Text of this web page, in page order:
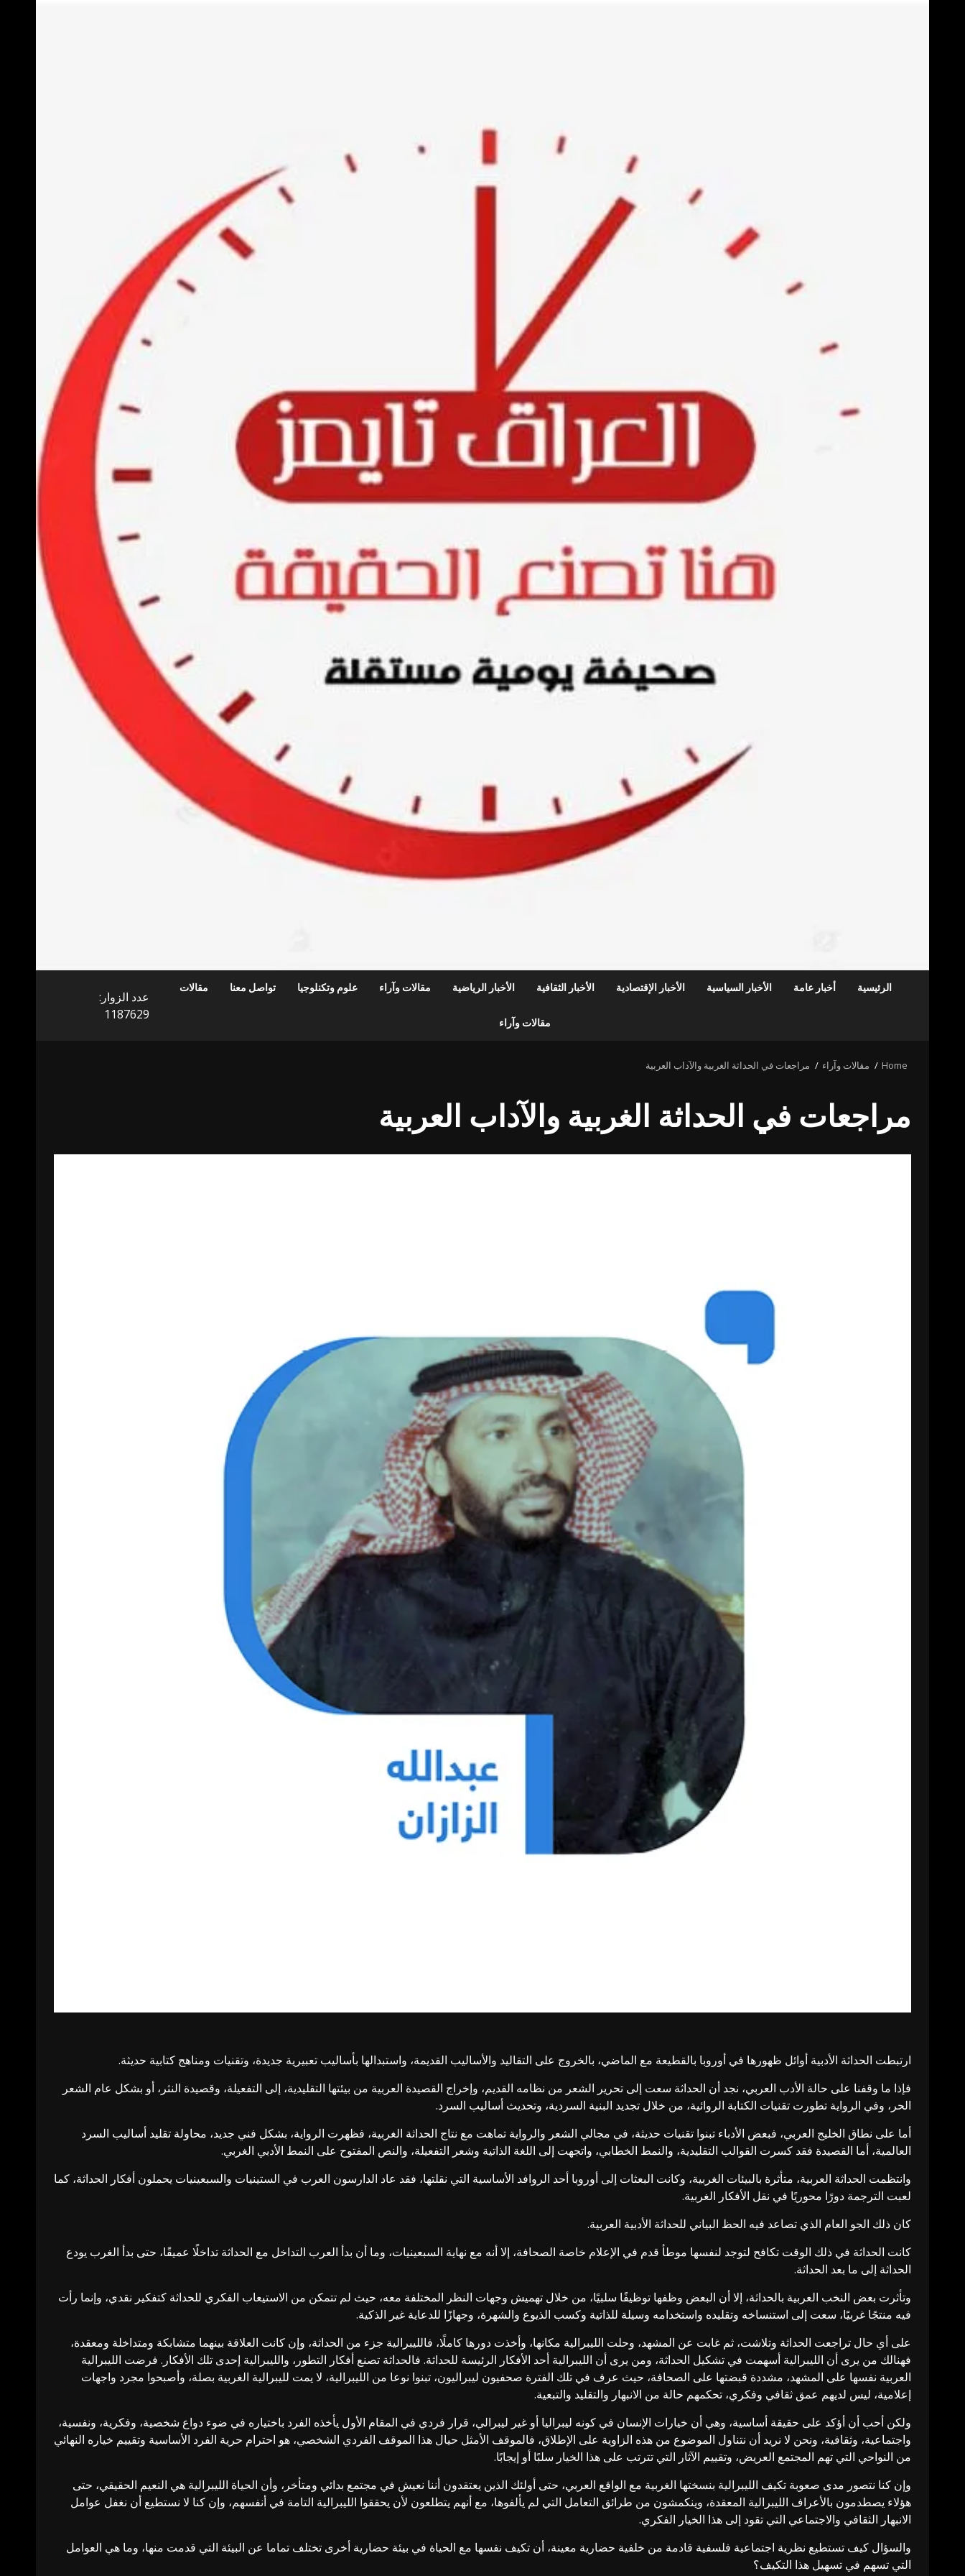
الرئيسية أخبار عامة الأخبار السياسية الأخبار الإقتصادية الأخبار الثقافية الأخبار الرياضية مقالات وآراء علوم وتكنلوجيا تواصل معنا مقالات
مقالات وآراء
عدد الزوار:
1187629
Home مقالات وآراء مراجعات في الحداثة الغربية والآداب العربية
مراجعات في الحداثة الغربية والآداب العربية
ارتبطت الحداثة الأدبية أوائل ظهورها في أوروبا بالقطيعة مع الماضي، بالخروج على التقاليد والأساليب القديمة، واستبدالها بأساليب تعبيرية جديدة، وتقنيات ومناهج كتابية حديثة.
فإذا ما وقفنا على حالة الأدب العربي، نجد أن الحداثة سعت إلى تحرير الشعر من نظامه القديم، وإخراج القصيدة العربية من بيئتها التقليدية، إلى التفعيلة، وقصيدة النثر، أو بشكل عام الشعر
الحر، وفي الرواية تطورت تقنيات الكتابة الروائية، من خلال تجديد البنية السردية، وتحديث أساليب السرد.
أما على نطاق الخليج العربي، فبعض الأدباء تبنوا تقنيات حديثة، في مجالي الشعر والرواية تماهت مع نتاج الحداثة الغربية، فظهرت الرواية، بشكل فني جديد، محاولة تقليد أساليب السرد
العالمية، أما القصيدة فقد كسرت القوالب التقليدية، والنمط الخطابي، واتجهت إلى اللغة الذاتية وشعر التفعيلة، والنص المفتوح على النمط الأدبي الغربي.
وانتظمت الحداثة العربية، متأثرة بالبيئات الغربية، وكانت البعثات إلى أوروبا أحد الروافد الأساسية التي نقلتها، فقد عاد الدارسون العرب في الستينيات والسبعينيات يحملون أفكار الحداثة، كما
لعبت الترجمة دورًا محوريًا في نقل الأفكار الغربية.
كان ذلك الجو العام الذي تصاعد فيه الحظ البياني للحداثة الأدبية العربية.
كانت الحداثة في ذلك الوقت تكافح لتوجد لنفسها موطأ قدم في الإعلام خاصة الصحافة، إلا أنه مع نهاية السبعينيات، وما أن بدأ العرب التداخل مع الحداثة تداخلًا عميقًا، حتى بدأ الغرب يودع
الحداثة إلى ما بعد الحداثة.
وتأثرت بعض النخب العربية بالحداثة، إلا أن البعض وظفها توظيفًا سلبيًا، من خلال تهميش وجهات النظر المختلفة معه، حيث لم تتمكن من الاستيعاب الفكري للحداثة كتفكير نقدي، وإنما رأت
فيه منتجًا غربيًا، سعت إلى استنساخه وتقليده واستخدامه وسيلة للذاتية وكسب الذيوع والشهرة، وجهازًا للدعاية غير الذكية.
على أي حال تراجعت الحداثة وتلاشت، ثم غابت عن المشهد، وحلت الليبرالية مكانها، وأخذت دورها كاملًا، فالليبرالية جزء من الحداثة، وإن كانت العلاقة بينهما متشابكة ومتداخلة ومعقدة،
فهنالك من يرى أن الليبرالية أسهمت في تشكيل الحداثة، ومن يرى أن الليبرالية أحد الأفكار الرئيسة للحداثة. فالحداثة تصنع أفكار التطور، والليبرالية إحدى تلك الأفكار. فرضت الليبرالية
العربية نفسها على المشهد، مشددة قبضتها على الصحافة، حيث عرف في تلك الفترة صحفيون ليبراليون، تبنوا نوعا من الليبرالية، لا يمت لليبرالية الغربية بصلة، وأصبحوا مجرد واجهات
إعلامية، ليس لديهم عمق ثقافي وفكري، تحكمهم حالة من الانبهار والتقليد والتبعية.
ولكن أحب أن أؤكد على حقيقة أساسية، وهي أن خيارات الإنسان في كونه ليبراليا أو غير ليبرالي، قرار فردي في المقام الأول يأخذه الفرد باختياره في ضوء دواع شخصية، وفكرية، ونفسية،
واجتماعية، وثقافية، ونحن لا نريد أن نتناول الموضوع من هذه الزاوية على الإطلاق، فالموقف الأمثل حيال هذا الموقف الفردي الشخصي، هو احترام حرية الفرد الأساسية وتقييم خياره النهائي
من النواحي التي تهم المجتمع العريض، وتقييم الآثار التي تترتب على هذا الخيار سلبًا أو إيجابًا.
وإن كنا نتصور مدى صعوبة تكيف الليبرالية بنسختها الغربية مع الواقع العربي، حتى أولئك الذين يعتقدون أننا نعيش في مجتمع بدائي ومتأخر، وأن الحياة الليبرالية هي النعيم الحقيقي، حتى
هؤلاء يصطدمون بالأعراف الليبرالية المعقدة، وينكمشون من طرائق التعامل التي لم يألفوها، مع أنهم يتطلعون لأن يحققوا الليبرالية التامة في أنفسهم، وإن كنا لا نستطيع أن نغفل عوامل
الانبهار الثقافي والاجتماعي التي تقود إلى هذا الخيار الفكري.
والسؤال كيف تستطيع نظرية اجتماعية فلسفية قادمة من خلفية حضارية معينة، أن تكيف نفسها مع الحياة في بيئة حضارية أخرى تختلف تماما عن البيئة التي قدمت منها، وما هي العوامل
التي تسهم في تسهيل هذا التكيف؟